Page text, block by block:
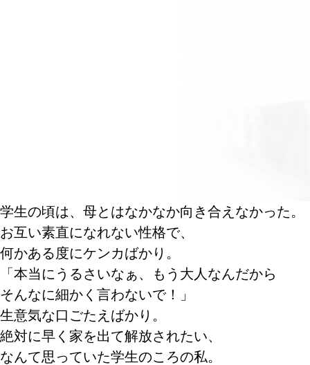
学生の頃は、母とはなかなか向き合えなかった。
お互い素直になれない性格で、
何かある度にケンカばかり。
「本当にうるさいなぁ、もう大人なんだから
そんなに細かく言わないで！」
生意気な口ごたえばかり。
絶対に早く家を出て解放されたい、
なんて思っていた学生のころの私。